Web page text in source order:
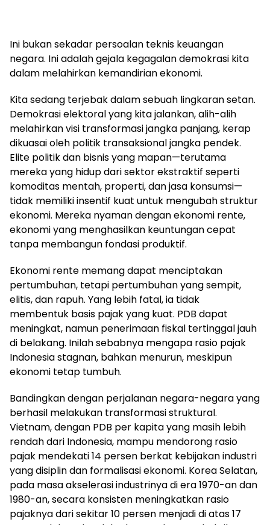
Ini bukan sekadar persoalan teknis keuangan
negara. Ini adalah gejala kegagalan demokrasi kita
dalam melahirkan kemandirian ekonomi.
Kita sedang terjebak dalam sebuah lingkaran setan.
Demokrasi elektoral yang kita jalankan, alih-alih
melahirkan visi transformasi jangka panjang, kerap
dikuasai oleh politik transaksional jangka pendek.
Elite politik dan bisnis yang mapan—terutama
mereka yang hidup dari sektor ekstraktif seperti
komoditas mentah, properti, dan jasa konsumsi—
tidak memiliki insentif kuat untuk mengubah struktur
ekonomi. Mereka nyaman dengan ekonomi rente,
ekonomi yang menghasilkan keuntungan cepat
tanpa membangun fondasi produktif.
Ekonomi rente memang dapat menciptakan
pertumbuhan, tetapi pertumbuhan yang sempit,
elitis, dan rapuh. Yang lebih fatal, ia tidak
membentuk basis pajak yang kuat. PDB dapat
meningkat, namun penerimaan fiskal tertinggal jauh
di belakang. Inilah sebabnya mengapa rasio pajak
Indonesia stagnan, bahkan menurun, meskipun
ekonomi tetap tumbuh.
Bandingkan dengan perjalanan negara-negara yang
berhasil melakukan transformasi struktural.
Vietnam, dengan PDB per kapita yang masih lebih
rendah dari Indonesia, mampu mendorong rasio
pajak mendekati 14 persen berkat kebijakan industri
yang disiplin dan formalisasi ekonomi. Korea Selatan,
pada masa akselerasi industrinya di era 1970-an dan
1980-an, secara konsisten meningkatkan rasio
pajaknya dari sekitar 10 persen menjadi di atas 17